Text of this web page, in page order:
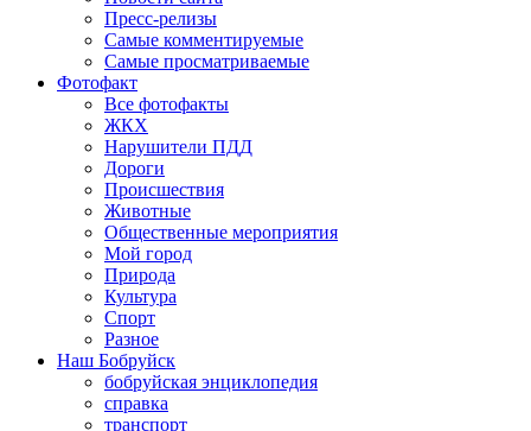
Пресс-релизы
Самые комментируемые
Самые просматриваемые
Фотофакт
Все фотофакты
ЖКХ
Нарушители ПДД
Дороги
Происшествия
Животные
Общественные мероприятия
Мой город
Природа
Культура
Спорт
Разное
Наш Бобруйск
бобруйская энциклопедия
справка
транспорт